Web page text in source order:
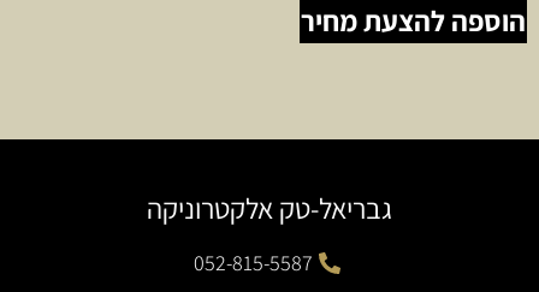
הוספה להצעת מחיר
גבריאל-טק אלקטרוניקה
052-815-5587